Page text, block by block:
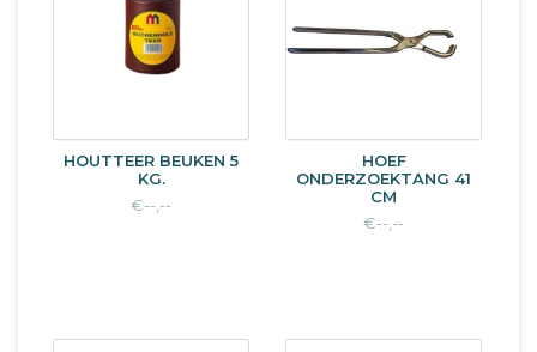
HOUTTEER BEUKEN 5
KG.
€--,--
HOEF
ONDERZOEKTANG 41
CM
€--,--